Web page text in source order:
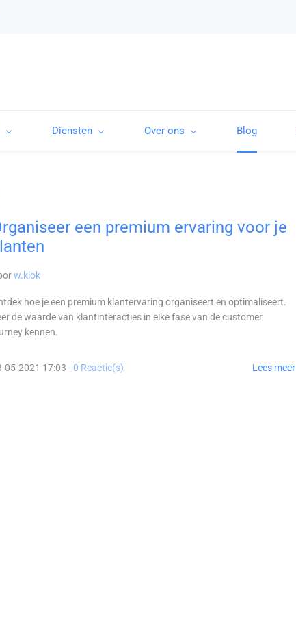
Diensten Over ons Blog
een premium ervaring voor je
w.klok
hoe je een premium klantervaring organiseert en optimaliseert.
de waarde van klantinteracties in elke fase van de customer
kennen.
05-2021 17:03-0 Reactie(s) Lees meer